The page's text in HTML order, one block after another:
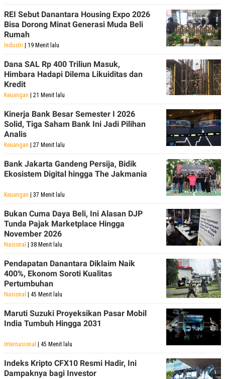
REI Sebut Danantara Housing Expo 2026
Bisa Dorong Minat Generasi Muda Beli
Rumah
Industri | 19 Menit lalu
Dana SAL Rp 400 Triliun Masuk,
Himbara Hadapi Dilema Likuiditas dan
Kredit
Keuangan | 21 Menit lalu
Kinerja Bank Besar Semester I 2026
Solid, Tiga Saham Bank Ini Jadi Pilihan
Analis
Keuangan | 27 Menit lalu
Bank Jakarta Gandeng Persija, Bidik
Ekosistem Digital hingga The Jakmania
Keuangan | 37 Menit lalu
Bukan Cuma Daya Beli, Ini Alasan DJP
Tunda Pajak Marketplace Hingga
November 2026
Nasional | 38 Menit lalu
Pendapatan Danantara Diklaim Naik
400%, Ekonom Soroti Kualitas
Pertumbuhan
Nasional | 45 Menit lalu
Maruti Suzuki Proyeksikan Pasar Mobil
India Tumbuh Hingga 2031
Internasional | 45 Menit lalu
Indeks Kripto CFX10 Resmi Hadir, Ini
Dampaknya bagi Investor